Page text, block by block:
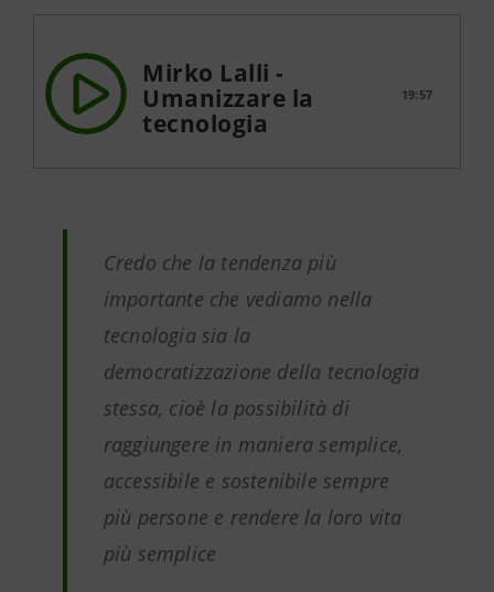
Mirko Lalli -
Umanizzare la
tecnologia
19:57
Credo che la tendenza più
importante che vediamo nella
tecnologia sia la
democratizzazione della tecnologia
stessa, cioè la possibilità di
raggiungere in maniera semplice,
accessibile e sostenibile sempre
più persone e rendere la loro vita
più semplice